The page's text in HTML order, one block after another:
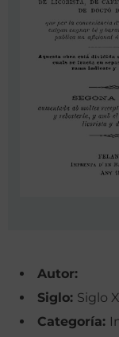
Autor:
Siglo: Siglo
Categoría: